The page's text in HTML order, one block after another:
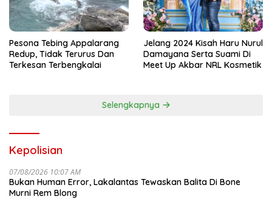
Pesona Tebing Appalarang
Redup, Tidak Terurus Dan
Terkesan Terbengkalai
Jelang 2024 Kisah Haru Nurul
Damayana Serta Suami Di
Meet Up Akbar NRL Kosmetik
Selengkapnya
Kepolisian
07/08/2026 10:07 AM
Bukan Human Error, Lakalantas Tewaskan Balita Di Bone
Murni Rem Blong